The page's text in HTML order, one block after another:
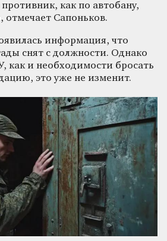
как по автобану,
отмечает Сапоньков.
информация, что
снят с должности. Однако
как и необходимости бросать
это уже не изменит.